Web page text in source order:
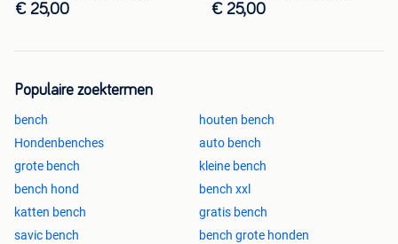
€ 25,00 € 25,00
Populaire zoektermen
bench
houten bench
Hondenbenches
auto bench
grote bench
kleine bench
bench hond
bench xxl
katten bench
gratis bench
savic bench
bench grote honden